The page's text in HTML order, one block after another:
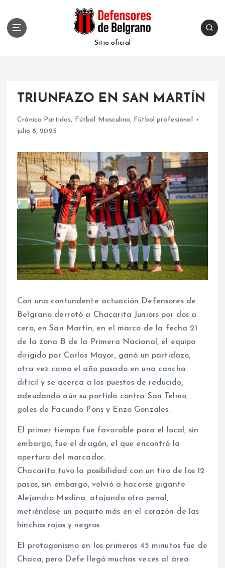
Sitio oficial
TRIUNFAZO EN SAN MARTÍN
Crónica Partidos, Fútbol Masculino, Fútbol profesional
julio 8, 2025
Con una contundente actuación Defensores de
Belgrano derrotó a Chacarita Juniors por dos a
cero, en San Martín, en el marco de la fecha 21
de la zona B de la Primera Nacional, el equipo
dirigido por Carlos Mayor, ganó un partidazo,
otra vez como el año pasado en una cancha
difícil y se acerca a los puestos de reducido,
adeudando aún su partido contra San Telmo,
goles de Facundo Pons y Enzo Gonzales.
El primer tiempo fue favorable para el local, sin
embargo, fue el dragón, el que encontró la
apertura del marcador.
Chacarita tuvo la posibilidad con un tiro de los 12
pasos, sin embargo, volvió a hacerse gigante
Alejandro Medina, atajando otro penal,
metiéndose un poquito más en el corazón de las
hinchas rojos y negros.
El protagonismo en los primeros 45 minutos fue de
Chaca, pero Defe llegó muchas veces al área